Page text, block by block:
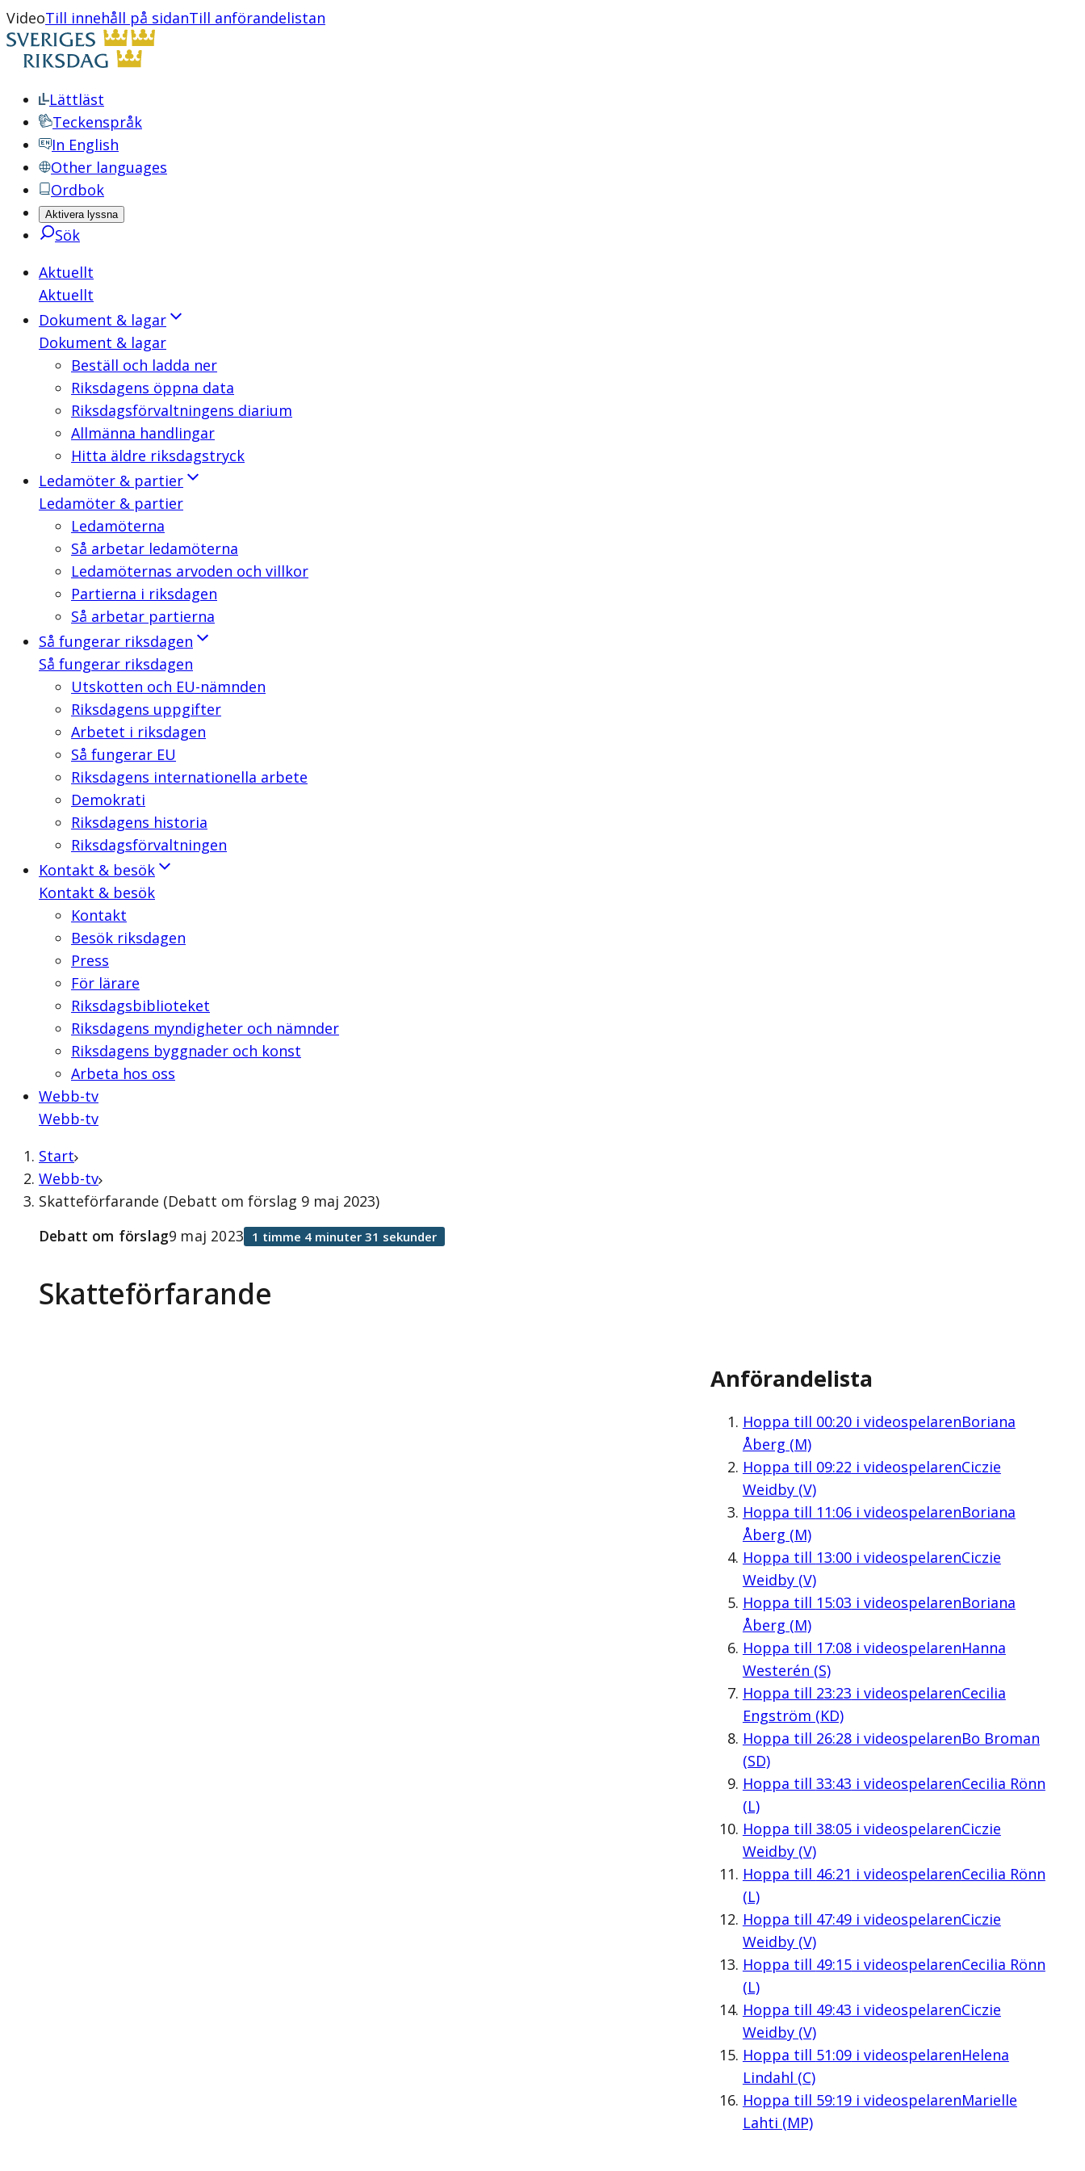
VideoTill innehåll på sidanTill anförandelistan
Lättläst
Teckenspråk
In English
Other languages
Ordbok
Aktivera lyssna
Sök
Aktuellt
Aktuellt
Dokument & lagar
Dokument & lagar
Beställ och ladda ner
Riksdagens öppna data
Riksdagsförvaltningens diarium
Allmänna handlingar
Hitta äldre riksdagstryck
Ledamöter & partier
Ledamöter & partier
Ledamöterna
Så arbetar ledamöterna
Ledamöternas arvoden och villkor
Partierna i riksdagen
Så arbetar partierna
Så fungerar riksdagen
Så fungerar riksdagen
Utskotten och EU-nämnden
Riksdagens uppgifter
Arbetet i riksdagen
Så fungerar EU
Riksdagens internationella arbete
Demokrati
Riksdagens historia
Riksdagsförvaltningen
Kontakt & besök
Kontakt & besök
Kontakt
Besök riksdagen
Press
För lärare
Riksdagsbiblioteket
Riksdagens myndigheter och nämnder
Riksdagens byggnader och konst
Arbeta hos oss
Webb-tv
Webb-tv
Start
Webb-tv
Skatteförfarande (Debatt om förslag 9 maj 2023)
Skatteförfarande
Debatt om förslag9 maj 2023 1 timme 4 minuter 31 sekunder
Anförandelista
Hoppa till 00:20i videospelarenBoriana
Åberg (M)
Hoppa till 09:22 i videospelarenCiczie
Weidby (V)
Hoppa till 11:06i videospelarenBoriana
Åberg (M)
Hoppa till 13:00i videospelarenCiczie
Weidby (V)
Hoppa till 15:03 i videospelarenBoriana
Åberg (M)
Hoppa till 17:08i videospelarenHanna
Westerén (S)
Hoppa till 23:23 i videospelarenCecilia
Engström (KD)
Hoppa till 26:28i videospelarenBo Broman
(SD)
Hoppa till 33:43 i videospelarenCecilia Rönn
(L)
Hoppa till 38:05i videospelarenCiczie
Weidby (V)
Hoppa till 46:21 i videospelarenCecilia Rönn
(L)
Hoppa till 47:49i videospelarenCiczie
Weidby (V)
Hoppa till 49:15i videospelarenCecilia Rönn
(L)
Hoppa till 49:43 i videospelarenCiczie
Weidby (V)
Hoppa till 51:09i videospelarenHelena
Lindahl (C)
Hoppa till 59:19i videospelarenMarielle
Lahti (MP)